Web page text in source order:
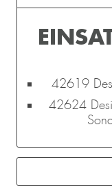
42619
42624